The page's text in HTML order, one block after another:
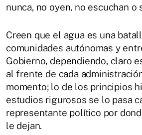
nunca, no oyen, no escuchan o
Creen que el agua es una
comunidades autónomas y
Gobierno, dependiendo, claro
al frente de cada
momento; lo de los principios
estudios rigurosos se lo pasa
representante político por
le dejan.